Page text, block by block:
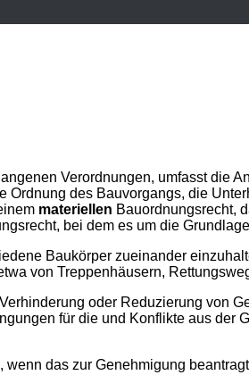
Verordnungen, umfasst die
des Bauvorgangs, die
materiellen Bauordnungsrecht,
bei dem es um die
Baukörper zueinander
von Treppenhäusern,
oder Reduzierung von
für die und Konflikte aus der
, wenn das zur Genehmigung